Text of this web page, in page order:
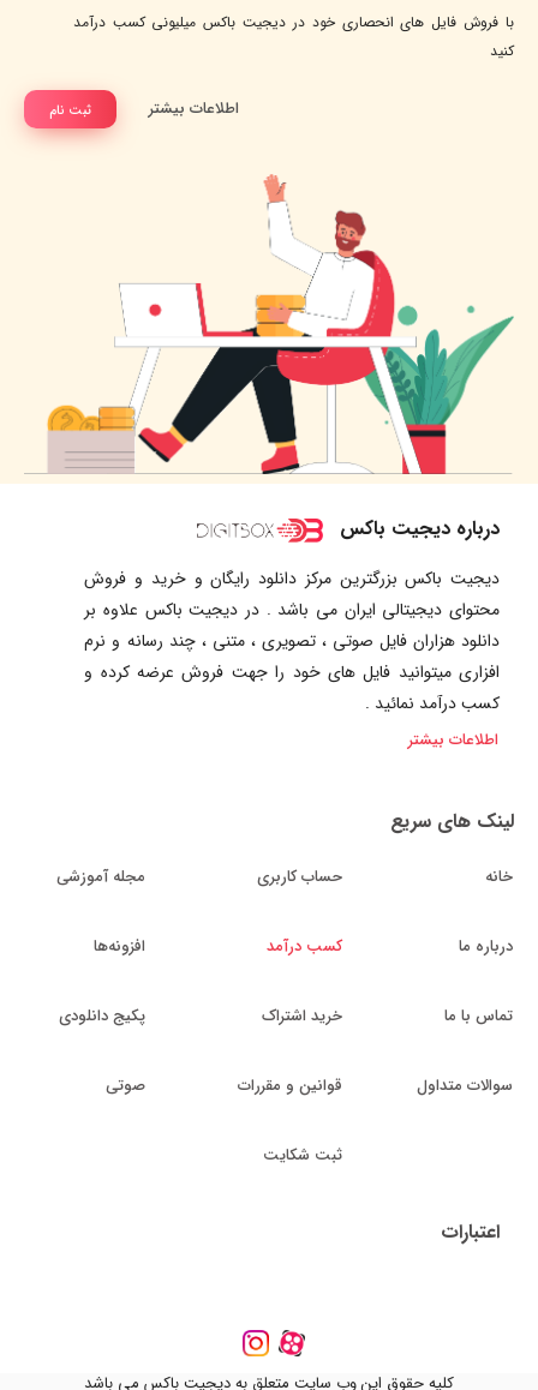
با فروش فایل های انحصاری خود در دیجیت باکس میلیونی کسب درآمد
کنید
ثبت نام اطلاعات بیشتر
درباره دیجیت باکس
دیجیت باکس بزرگترین مرکز دانلود رایگان و خرید و فروش
محتوای دیجیتالی ایران می باشد . در دیجیت باکس علاوه بر
دانلود هزاران فایل صوتی ، تصویری ، متنی ، چند رسانه و نرم
افزاری میتوانید فایل های خود را جهت فروش عرضه کرده و
کسب درآمد نمائید .
اطلاعات بیشتر
لینک های سریع
خانه
درباره ما
تماس با ما
سوالات متداول
حساب کاربری
کسب درآمد
خرید اشتراک
قوانین و مقررات
ثبت شکایت
مجله آموزشی
افزونه‌ها
پکیج دانلودی
صوتی
اعتبارات
کلیه حقوق این وب سایت متعلق به دیجیت باکس می باشد